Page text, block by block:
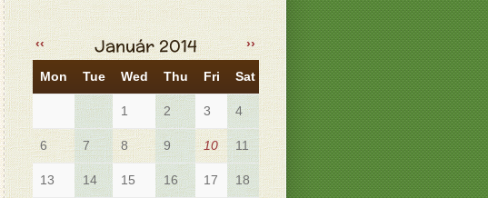
‹‹ ››
Január 2014
Mon Tue Wed Thu Fri Sat Sun
1 2 3 4 5
6 7 8 9 10 11 12
13 14 15 16 17 18 19